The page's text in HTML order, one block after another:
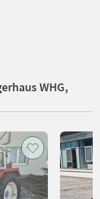
WHG,